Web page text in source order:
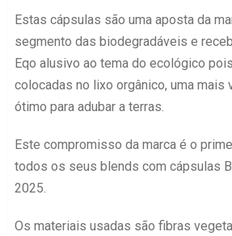
Estas cápsulas são uma aposta da
segmento das biodegradáveis e
Eqo alusivo ao tema do ecológico
colocadas no lixo orgânico, uma mais
ótimo para adubar a terras.
Este compromisso da marca é o
todos os seus blends com cápsulas
2025.
Os materiais usadas são fibras